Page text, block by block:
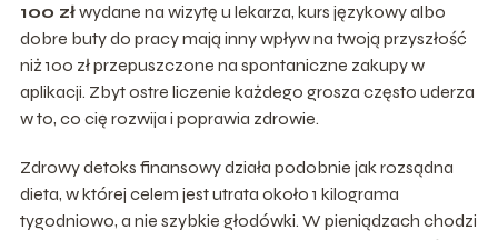
100 złwydane na wizytę u lekarza, kurs językowy albo
dobre buty do pracy mają inny wpływ na twoją przyszłość
niż 100 zł przepuszczone na spontaniczne zakupy w
aplikacji. Zbyt ostre liczenie każdego grosza często uderza
w to, co cię rozwija i poprawia zdrowie.
Zdrowy detoks finansowy działa podobnie jak rozsądna
dieta, w której celem jest utrata około 1 kilograma
tygodniowo, a nie szybkie głodówki. W pieniądzach chodzi